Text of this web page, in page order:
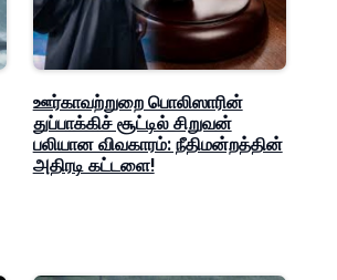
ஊர்காவற்றுறை பொலிஸாரின்
துப்பாக்கிச் சூட்டில் சிறுவன்
பலியான விவகாரம்: நீதிமன்றத்தின்
அதிரடி கட்டளை!